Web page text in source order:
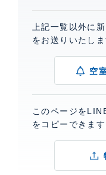
上記一覧以外に
をお送りいたしま
空
このページを
をコピーできます